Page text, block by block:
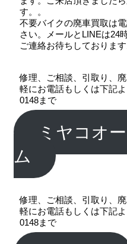
す。。
不要バイクの廃車買取は
さい。メールとLINEは24
ご連絡お待ちしております
修理、ご相談、引取り、
軽にお電話もしくは下記
0148まで
ミヤコオ
ム
修理、ご相談、引取り、
軽にお電話もしくは下記
0148まで